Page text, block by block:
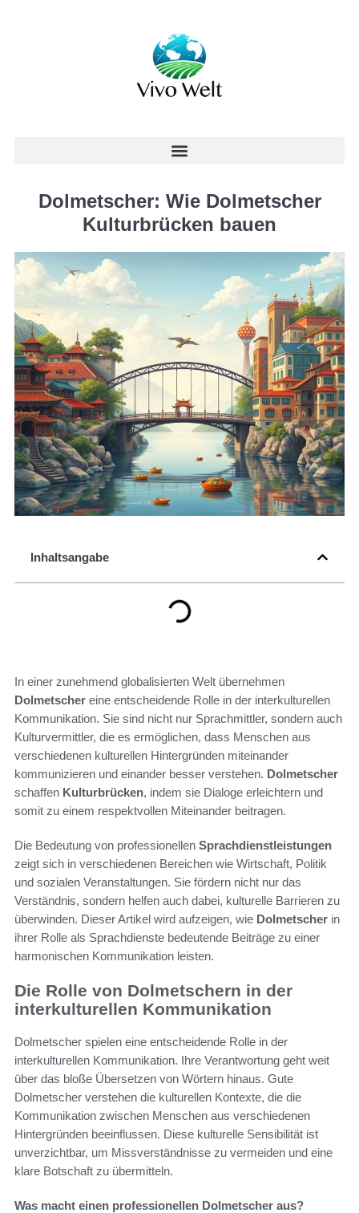
Dolmetscher: Wie Dolmetscher
Kulturbrücken bauen
Inhaltsangabe
In einer zunehmend globalisierten Welt übernehmen
Dolmetscher eine entscheidende Rolle in der interkulturellen
Kommunikation. Sie sind nicht nur Sprachmittler, sondern auch
Kulturvermittler, die es ermöglichen, dass Menschen aus
verschiedenen kulturellen Hintergründen miteinander
kommunizieren und einander besser verstehen. Dolmetscher
schaffen Kulturbrücken, indem sie Dialoge erleichtern und
somit zu einem respektvollen Miteinander beitragen.
Die Bedeutung von professionellen Sprachdienstleistungen
zeigt sich in verschiedenen Bereichen wie Wirtschaft, Politik
und sozialen Veranstaltungen. Sie fördern nicht nur das
Verständnis, sondern helfen auch dabei, kulturelle Barrieren zu
überwinden. Dieser Artikel wird aufzeigen, wie Dolmetscher in
ihrer Rolle als Sprachdienste bedeutende Beiträge zu einer
harmonischen Kommunikation leisten.
Die Rolle von Dolmetschern in der
interkulturellen Kommunikation
Dolmetscher spielen eine entscheidende Rolle in der
interkulturellen Kommunikation. Ihre Verantwortung geht weit
über das bloße Übersetzen von Wörtern hinaus. Gute
Dolmetscher verstehen die kulturellen Kontexte, die die
Kommunikation zwischen Menschen aus verschiedenen
Hintergründen beeinflussen. Diese kulturelle Sensibilität ist
unverzichtbar, um Missverständnisse zu vermeiden und eine
klare Botschaft zu übermitteln.
Was macht einen professionellen Dolmetscher aus?